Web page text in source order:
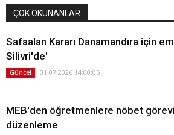
ÇOK OKUNANLAR
Safaalan Kararı Danamandıra için
Silivri'de'
Güncel 31.07.2026 14:00:05
MEB'den öğretmenlere nöbet
düzenleme